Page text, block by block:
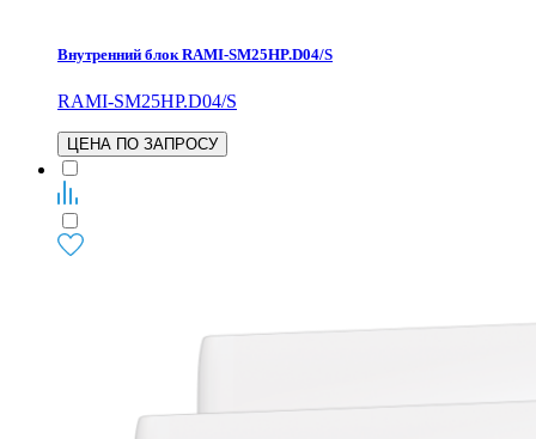
Внутренний блок RAMI-SM25HP.D04/S
RAMI-SM25HP.D04/S
ЦЕНА ПО ЗАПРОСУ